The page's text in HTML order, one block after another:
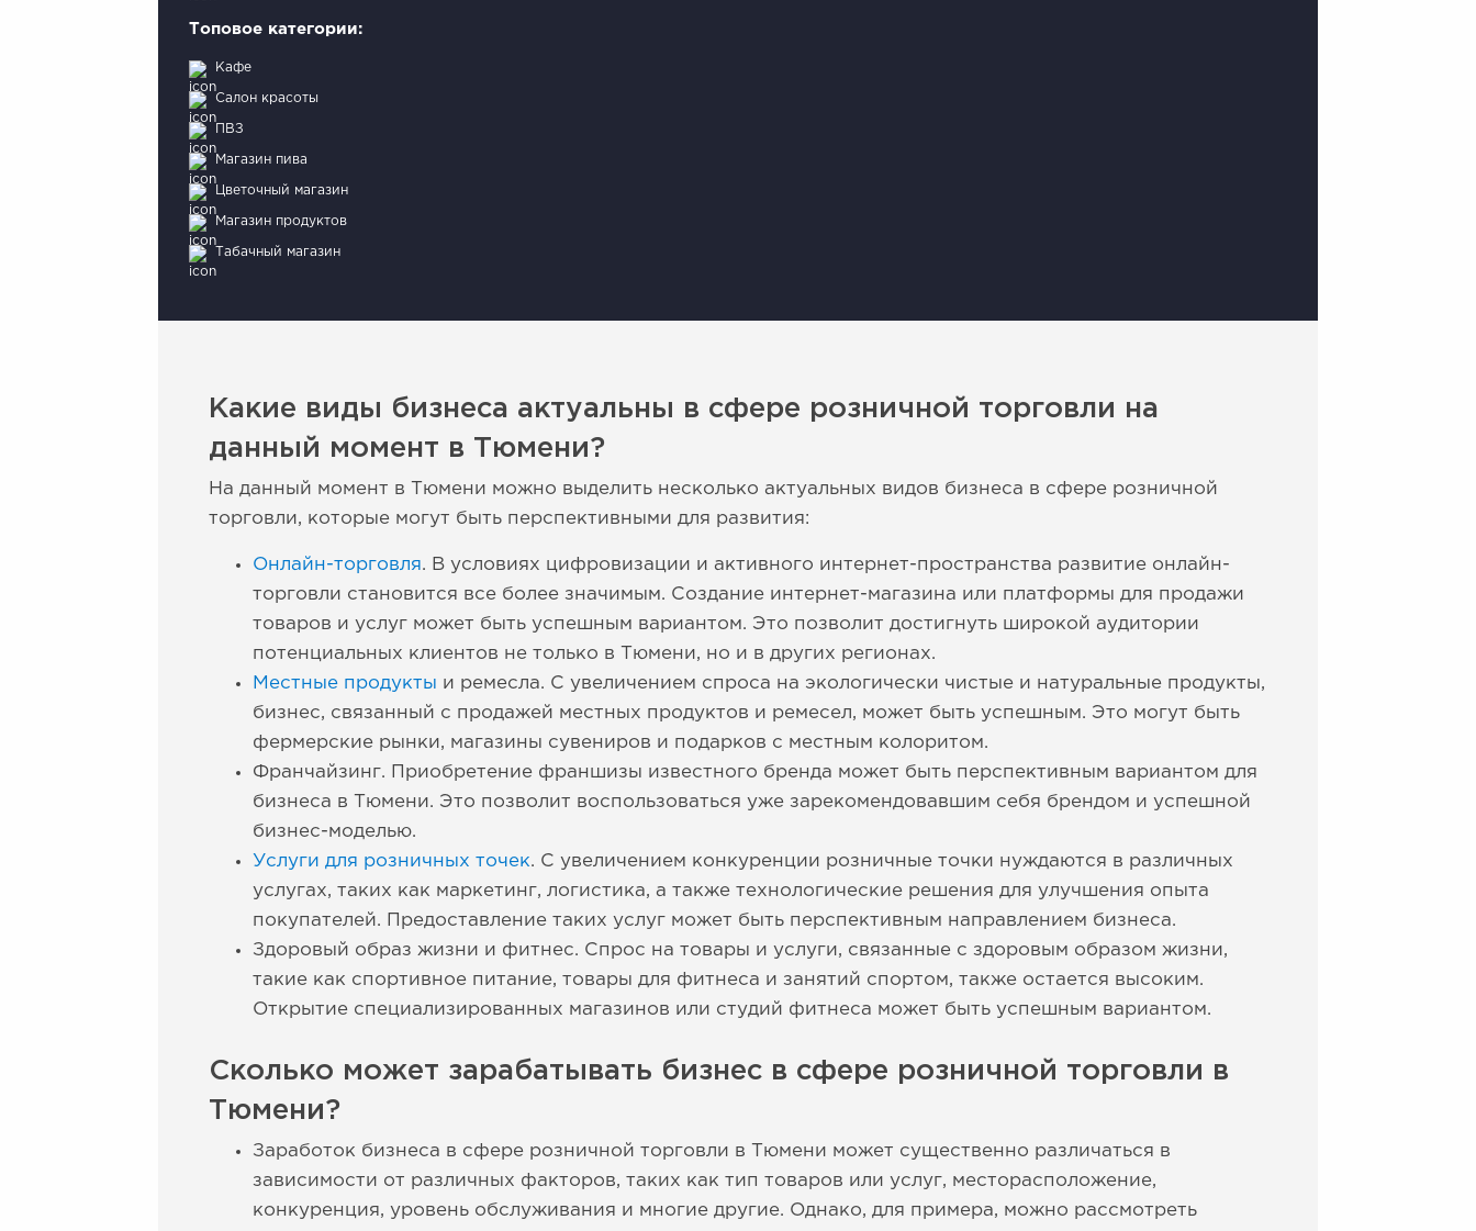
Топовое категории:
Кафе
Салон красоты
ПВЗ
Магазин пива
Цветочный магазин
Магазин продуктов
Табачный магазин
Какие виды бизнеса актуальны в сфере розничной торговли на
данный момент в Тюмени?
На данный момент в Тюмени можно выделить несколько актуальных видов бизнеса в сфере розничной
торговли, которые могут быть перспективными для развития:
Онлайн-торговля. В условиях цифровизации и активного интернет-пространства развитие онлайн-
торговли становится все более значимым. Создание интернет-магазина или платформы для продажи
товаров и услуг может быть успешным вариантом. Это позволит достигнуть широкой аудитории
потенциальных клиентов не только в Тюмени, но и в других регионах.
Местные продукты и ремесла. С увеличением спроса на экологически чистые и натуральные продукты,
бизнес, связанный с продажей местных продуктов и ремесел, может быть успешным. Это могут быть
фермерские рынки, магазины сувениров и подарков с местным колоритом.
Франчайзинг. Приобретение франшизы известного бренда может быть перспективным вариантом для
бизнеса в Тюмени. Это позволит воспользоваться уже зарекомендовавшим себя брендом и успешной
бизнес-моделью.
Услуги для розничных точек. С увеличением конкуренции розничные точки нуждаются в различных
услугах, таких как маркетинг, логистика, а также технологические решения для улучшения опыта
покупателей. Предоставление таких услуг может быть перспективным направлением бизнеса.
Здоровый образ жизни и фитнес. Спрос на товары и услуги, связанные с здоровым образом жизни,
такие как спортивное питание, товары для фитнеса и занятий спортом, также остается высоким.
Открытие специализированных магазинов или студий фитнеса может быть успешным вариантом.
Сколько может зарабатывать бизнес в сфере розничной торговли в
Тюмени?
Заработок бизнеса в сфере розничной торговли в Тюмени может существенно различаться в
зависимости от различных факторов, таких как тип товаров или услуг, месторасположение,
конкуренция, уровень обслуживания и многие другие. Однако, для примера, можно рассмотреть